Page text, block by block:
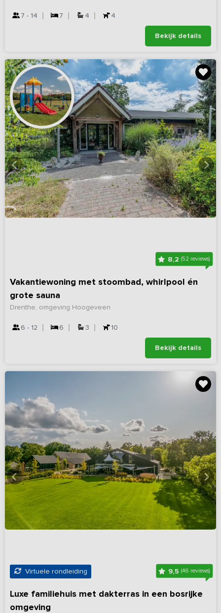
7 - 14 7 4 4
Bekijk details
8,2 (52 reviews)
Vakantiewoning met stoombad, whirlpool én
grote sauna
Drenthe, omgeving Hoogeveen
6 - 12 6 3 10
Bekijk details
Virtuele rondleiding 9,5 (46 reviews)
Luxe familiehuis met dakterras in een bosrijke
omgeving